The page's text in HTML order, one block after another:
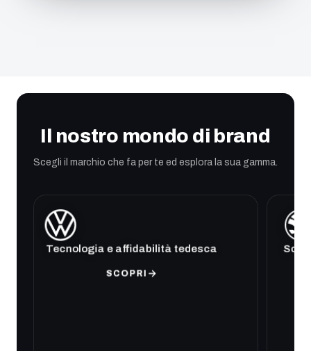
Il nostro mondo di brand
Scegli il marchio che fa per te ed esplora la sua gamma.
Tecnologia e affidabilità tedesca
SCOPRI